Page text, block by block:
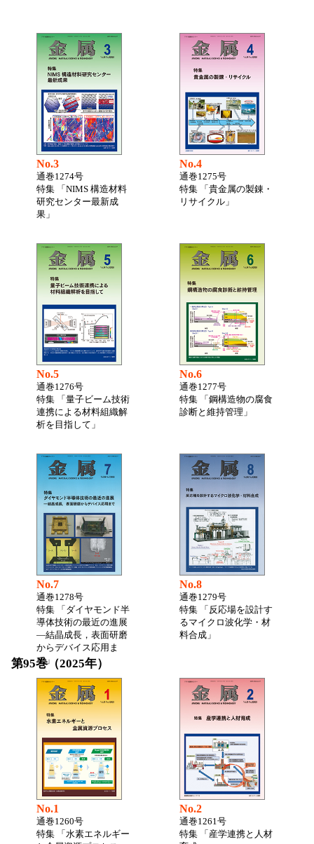
No.3
通巻1274号
特集 「NIMS 構造材料
研究センター最新成
果」
No.4
通巻1275号
特集 「貴金属の製錬・
リサイクル」
No.5
通巻1276号
特集 「量子ビーム技術
連携による材料組織解
析を目指して」
No.6
通巻1277号
特集 「鋼構造物の腐食
診断と維持管理」
No.7
通巻1278号
特集 「ダイヤモンド半
導体技術の最近の進展
―結晶成長，表面研磨
からデバイス応用ま
で」
No.8
通巻1279号
特集 「反応場を設計す
るマイクロ波化学・材
料合成」
第95巻（2025年）
No.1
通巻1260号
特集 「水素エネルギー
No.2
通巻1261号
特集 「産学連携と人材